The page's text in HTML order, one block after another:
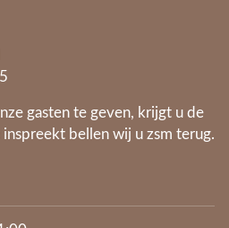
gasten te geven, krijgt u de
bellen wij u zsm terug.